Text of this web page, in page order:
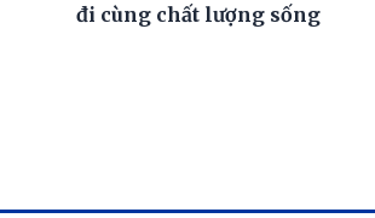
đi cùng chất lượng sống